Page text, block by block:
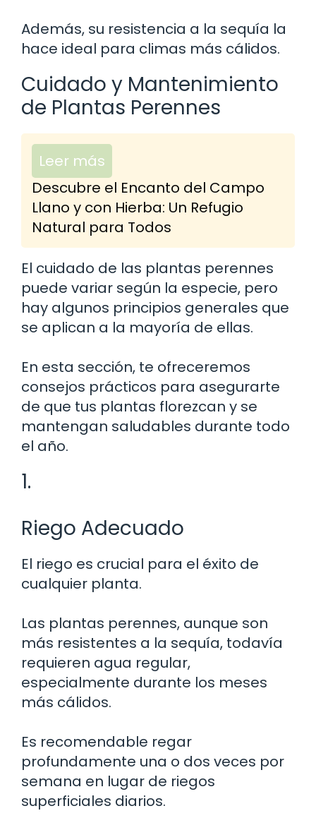
Además, su resistencia a la sequía la
hace ideal para climas más cálidos.
Cuidado y Mantenimiento
de Plantas Perennes
Leer más
Descubre el Encanto del Campo
Llano y con Hierba: Un Refugio
Natural para Todos
El cuidado de las plantas perennes
puede variar según la especie, pero
hay algunos principios generales que
se aplican a la mayoría de ellas.
En esta sección, te ofreceremos
consejos prácticos para asegurarte
de que tus plantas florezcan y se
mantengan saludables durante todo
el año.
1.
Riego Adecuado
El riego es crucial para el éxito de
cualquier planta.
Las plantas perennes, aunque son
más resistentes a la sequía, todavía
requieren agua regular,
especialmente durante los meses
más cálidos.
Es recomendable regar
profundamente una o dos veces por
semana en lugar de riegos
superficiales diarios.